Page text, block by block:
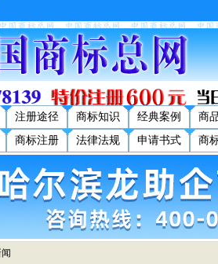
注册途径 商标知识 经典案例
商
商标注册 法律法规 申请书式 商